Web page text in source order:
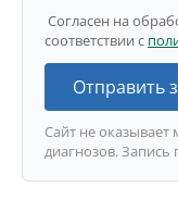
Согласен на
соответствии с
Отправить
Сайт не оказывает
диагнозов. Запись